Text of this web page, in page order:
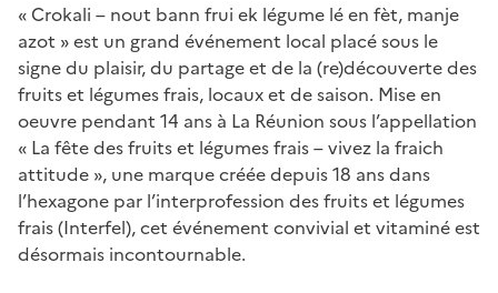
« Crokali – nout bann frui ek légume lé en fèt, manje
azot » est un grand événement local placé sous le
signe du plaisir, du partage et de la (re)découverte des
fruits et légumes frais, locaux et de saison. Mise en
oeuvre pendant 14 ans à La Réunion sous l’appellation
« La fête des fruits et légumes frais – vivez la fraich
attitude », une marque créée depuis 18 ans dans
l’hexagone par l’interprofession des fruits et légumes
frais (Interfel), cet événement convivial et vitaminé est
désormais incontournable.